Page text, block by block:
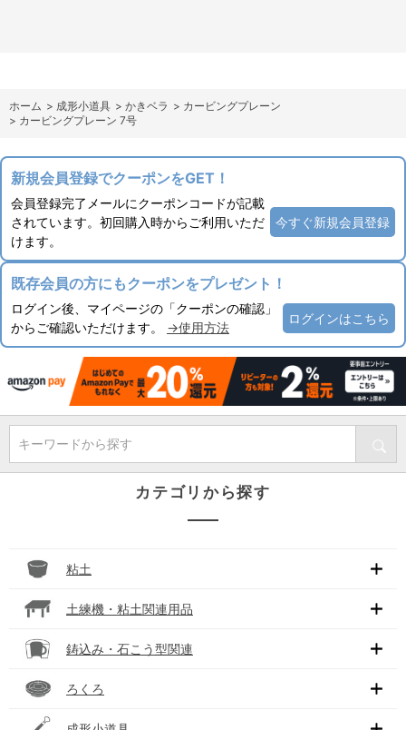
ホーム > 成形小道具 > かきベラ > カービングプレーン
> カービングプレーン 7号
新規会員登録でクーポンをGET！
会員登録完了メールにクーポンコードが記載
されています。初回購入時からご利用いただ
けます。
今すぐ新規会員登録
既存会員の方にもクーポンをプレゼント！
ログイン後、マイページの「クーポンの確認」
からご確認いただけます。 →使用方法
ログインはこちら
キーワードから探す
カテゴリから探す
粘土
土練機・粘土関連用品
鋳込み・石こう型関連
ろくろ